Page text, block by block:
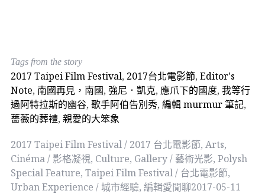
Tags from the story
2017 Taipei Film Festival, 2017台北電影節, Editor's
Note, 南國再見，南國, 強尼．凱克, 應爪下的國度, 我等行
過阿特拉斯的幽谷, 歌手阿伯告別秀, 編輯 murmur 筆記,
薔薇的葬禮, 親愛的大笨象
2017 Taipei Film Festival / 2017 台北電影節, Arts,
Cinéma / 影格凝視, Culture, Gallery / 藝術光影, Polysh
Special Feature, Taipei Film Festival / 台北電影節,
Urban Experience / 城市經驗, 編輯愛閒聊2017-05-11